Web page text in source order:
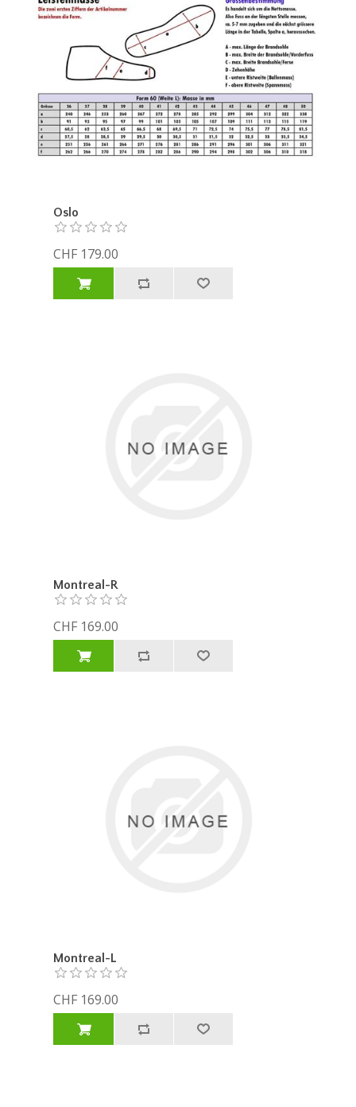
Oslo
CHF 179.00
Montreal-R
CHF 169.00
Montreal-L
CHF 169.00